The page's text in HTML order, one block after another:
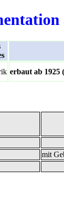
erbaut ab 1925
mit